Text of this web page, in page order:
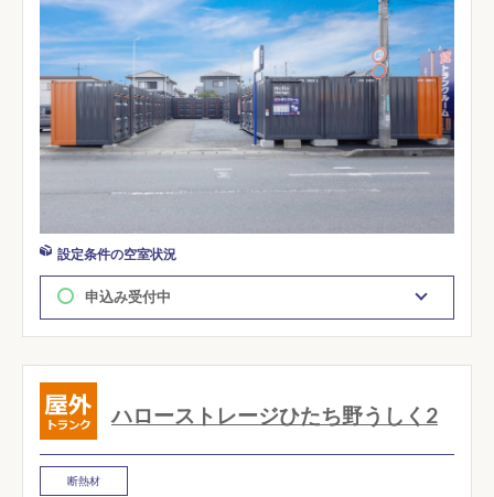
設定条件の空室状況
申込み受付中
ハローストレージひたち野うしく2
断熱材